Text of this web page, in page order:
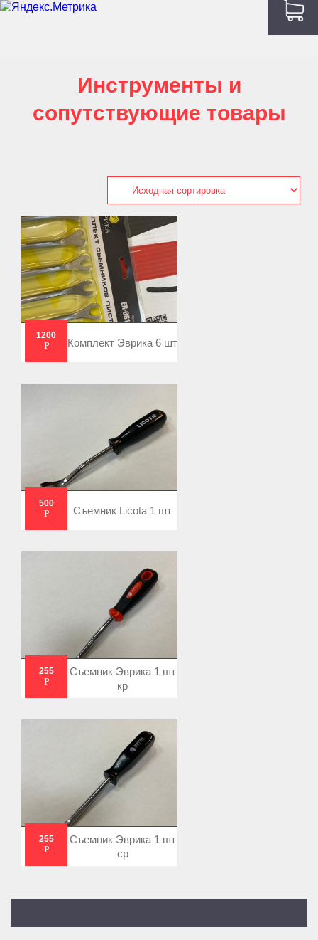
Инструменты и
сопутствующие товары
1200
Р
Комплект Эврика 6 шт
500
Р
Съемник Licota 1 шт
255
Р
Съемник Эврика 1 шт
кр
255
Р
Съемник Эврика 1 шт
ср